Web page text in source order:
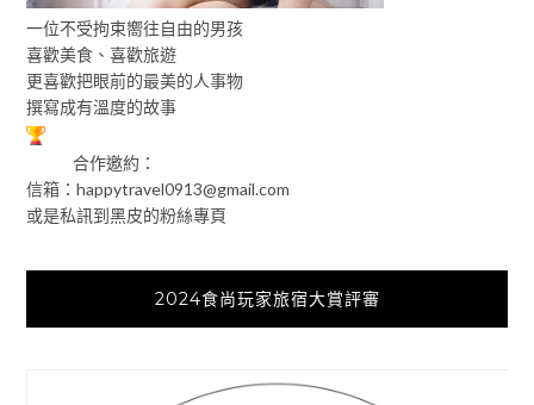
一位不受拘束嚮往自由的男孩
喜歡美食、喜歡旅遊
更喜歡把眼前的最美的人事物
撰寫成有溫度的故事
合作邀約：
信箱：happytravel0913@gmail.com
或是私訊到黑皮的粉絲專頁
2024食尚玩家旅宿大賞評審